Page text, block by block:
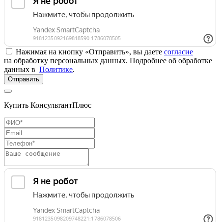
Нажимая на кнопку «Отправить», вы даете согласие
на обработку персональных данных. Подробнее об обработке
данных в Политике.
Отправить
Купить КонсультантПлюс